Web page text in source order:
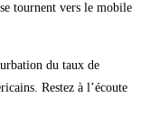
tournent vers le mobile
du taux de
Restez à l’écoute